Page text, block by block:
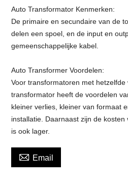
Auto Transformator Kenmerken:
De primaire en secundaire van de
delen een spoel, en de input en
gemeenschappelijke kabel.
Auto Transformer Voordelen:
Voor transformatoren met
transformator heeft de voordelen
kleiner verlies, kleiner van formaat
installatie. Daarnaast zijn de
is ook lager.
 Email